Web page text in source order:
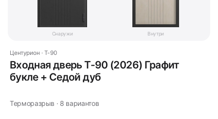
Снаружи Внутри
Центурион · T-90
Входная дверь Т-90 (2026) Графит
букле + Седой дуб
Терморазрыв · 8 вариантов